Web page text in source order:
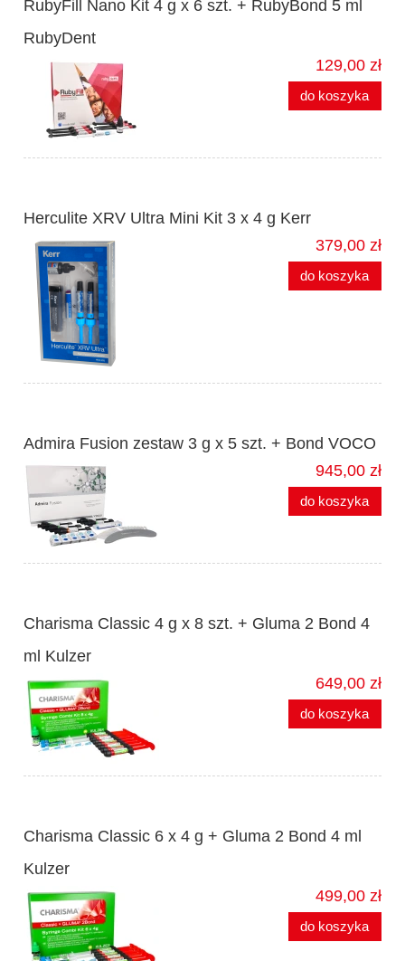
RubyFill Nano Kit 4 g x 6 szt. + RubyBond 5 ml
RubyDent
129,00 zł
do koszyka
Herculite XRV Ultra Mini Kit 3 x 4 g Kerr
379,00 zł
do koszyka
Admira Fusion zestaw 3 g x 5 szt. + Bond VOCO
945,00 zł
do koszyka
Charisma Classic 4 g x 8 szt. + Gluma 2 Bond 4
ml Kulzer
649,00 zł
do koszyka
Charisma Classic 6 x 4 g + Gluma 2 Bond 4 ml
Kulzer
499,00 zł
do koszyka